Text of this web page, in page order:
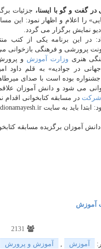
گفت و گو با ایسنا، جزئیات
را اعلام و اظهار نمود: این
نمایش برگزار می گردد.
در این برنامه یكی از كتب
پرورشی و فرهنگی بازخوانی
هنری وزارت آموزش و
در جوادیه» به قلم داود
جشنواره بوده است با صدای
می شود و دانش آموزان
شركت در مسابقه كتابخوانی اقدام
آموزان برگزیده مسابقه
آموزش
2131
آموزش آموزش و پرورش